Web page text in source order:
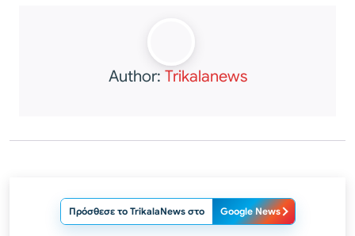
Author: Trikalanews
Πρόσθεσε το TrikalaNews στο Google News